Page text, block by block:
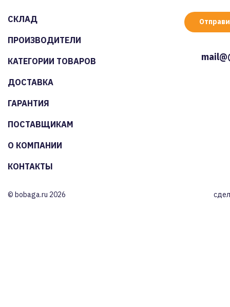
СКЛАД
ПРОИЗВОДИТЕЛИ
КАТЕГОРИИ ТОВАРОВ
ДОСТАВКА
ГАРАНТИЯ
ПОСТАВЩИКАМ
О КОМПАНИИ
КОНТАКТЫ
© bobaga.ru 2026